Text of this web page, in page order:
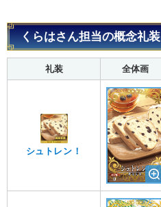
くらはさん担当の概念礼装
礼装 全体画
シュトレン！